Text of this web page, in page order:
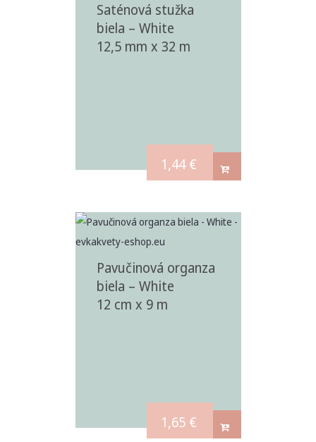
Saténová stužka
biela – White
12,5 mm x 32 m
1,44€
Pavučinová organza
biela – White
12 cm x 9 m
1,65 €